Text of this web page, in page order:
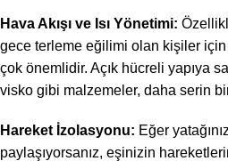
Hava Akışı ve Isı Yönetimi:
gece terleme eğilimi olan kişiler
çok önemlidir. Açık hücreli yapıya
visko gibi malzemeler, daha serin
Hareket İzolasyonu: Eğer
paylaşıyorsanız, eşinizin